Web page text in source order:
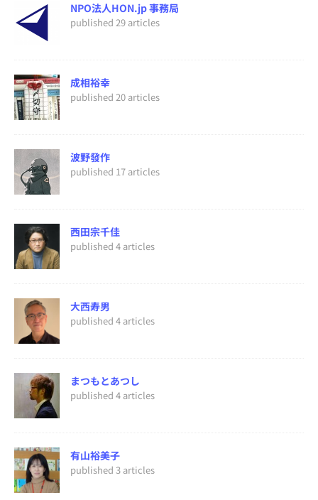
NPO法人HON.jp 事務局
published 29 articles
成相裕幸
published 20 articles
波野發作
published 17 articles
西田宗千佳
published 4 articles
大西寿男
published 4 articles
まつもとあつし
published 4 articles
有山裕美子
published 3 articles